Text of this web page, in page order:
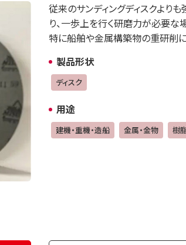
従来のサンディングディスクより
り、一歩上を行く研磨力が必要な
特に船舶や金属構築物の重研削に
製品形状
ディスク
用途
建機・重機・造船 金属・金物 樹